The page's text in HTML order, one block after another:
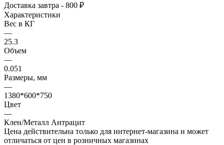
Доставка завтра - 800 ₽
Характеристики
Вес в КГ
—
25.3
Объем
—
0.051
Размеры, мм
—
1380*600*750
Цвет
—
Клен/Металл Антрацит
Цена действительна только для интернет-магазина и может
отличаться от цен в розничных магазинах